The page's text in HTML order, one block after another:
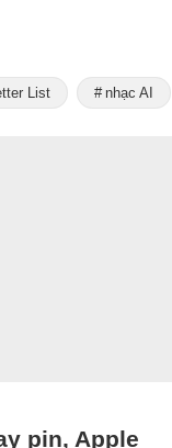
List nhạc AI
pin, Apple